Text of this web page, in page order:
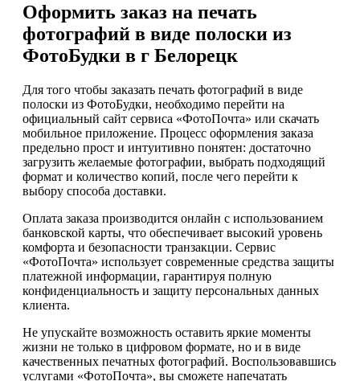
Оформить заказ на печать
фотографий в виде полоски из
ФотоБудки в г Белорецк
Для того чтобы заказать печать фотографий в виде
полоски из ФотоБудки, необходимо перейти на
официальный сайт сервиса «ФотоПочта» или скачать
мобильное приложение. Процесс оформления заказа
предельно прост и интуитивно понятен: достаточно
загрузить желаемые фотографии, выбрать подходящий
формат и количество копий, после чего перейти к
выбору способа доставки.
Оплата заказа производится онлайн с использованием
банковской карты, что обеспечивает высокий уровень
комфорта и безопасности транзакции. Сервис
«ФотоПочта» использует современные средства защиты
платежной информации, гарантируя полную
конфиденциальность и защиту персональных данных
клиента.
Не упускайте возможность оставить яркие моменты
жизни не только в цифровом формате, но и в виде
качественных печатных фотографий. Воспользовавшись
услугами «ФотоПочта», вы сможете напечатать